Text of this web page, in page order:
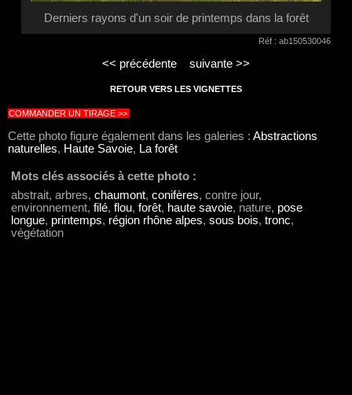
Derniers rayons d'un soir de printemps dans la forêt
Réf : ab150530046
<< précédente suivante >>
RETOUR VERS LES VIGNETTES
COMMANDER UN TIRAGE >>
Cette photo figure également dans les galeries : Abstractions
naturelles, Haute Savoie, La forêt
Mots clés associés à cette photo :
abstrait, arbres, chaumont, conifères, contre jour,
environnement, filé, flou, forêt, haute savoie, nature, pose
longue, printemps, région rhône alpes, sous bois, tronc,
végétation